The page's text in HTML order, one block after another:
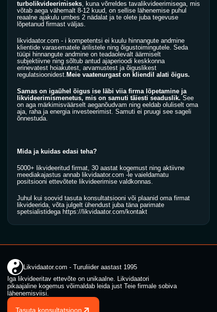
turbolikvideerimiseks, kuna võrreldes tavalikvideerimisega, mis
võtab aega vähemalt 8-12 kuud, on sellise lähenemise puhul
reaalne ajakulu umbes 2 nädalat ja te olete juba tegevuse
lõpetanud firmast väljas.
likvidaator.com - i kompetentsi ei kuulu hinnangute andmine
klientide varasematele ärilistele ning õigustoimingutele. Seda
tüüpi hinnangute andmine on teadaolevalt äärmiselt
subjektiivne ning sõltub antud ajaperioodi keskkonna
erinevatest hoiakutest, arvamustest ja õiguslikest
regulatsioonidest. Meie vaatenurgast on kliendil alati õigus.
Samas on igaühel õigus ise läbi viia firma lõpetamine ja
likvideerimismenetus, mis on samuti täiesti seaduslik. See
on aga märkimisväärselt aeganõudvam ning eeldab oluliselt oma
aja, raha ja energia investeerimist. Samuti ei pruugi see sageli
õnnestuda.
Mida ja kuidas edasi teha?
5000+ likvideeritud firmat, 30 aastat kogemust ning aktiivne
meediakajastus annab likvidaator.com -le vaieldamatu
positsiooni ettevõtete likvideerimise valdkonnas.
Juhul kui soovid tasuta konsultatsiooni või plaanid oma firmat
likvideerida, võta julgelt ühendust juba täna parimate
spetsialistidega https://likvidaator.com/kontakt
Likvidaator.com - Turuliider aastast 1995
Iga likvideeritav ettevõte on unikaalne. Likvidaatori
pikaajaline kogemus võimaldab leida just Teie firmale sobiva
lähenemisviisi.
Tasuta konsultatsioon